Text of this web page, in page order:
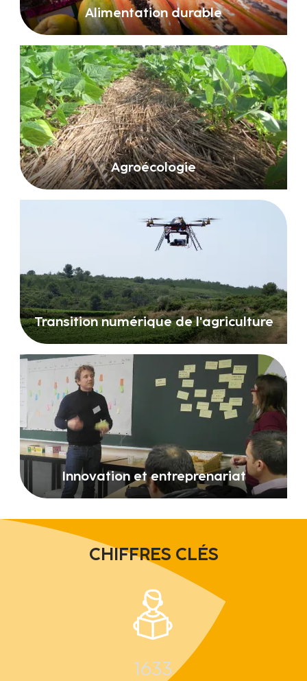
Alimentation durable
Agroécologie
Transition numérique de l'agriculture
Innovation et entreprenariat
CHIFFRES CLÉS
1633